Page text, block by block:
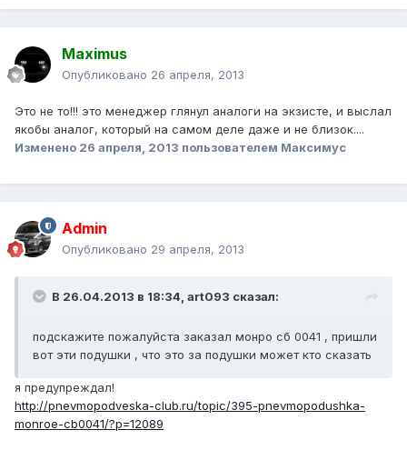
Maximus
Опубликовано 26 апреля, 2013
Это не то!!! это менеджер глянул аналоги на экзисте, и выслал
якобы аналог, который на самом деле даже и не близок....
Изменено 26 апреля, 2013 пользователем Максимус
Admin
Опубликовано 29 апреля, 2013
В 26.04.2013 в 18:34, art093 сказал:
подскажите пожалуйста заказал монро сб 0041 , пришли
вот эти подушки , что это за подушки может кто сказать
я предупреждал!
http://pnevmopodveska-club.ru/topic/395-pnevmopodushka-
monroe-cb0041/?p=12089